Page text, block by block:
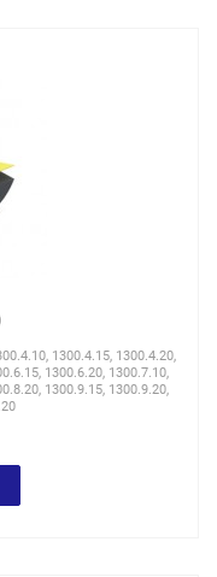
1300.4.15, 1300.4.20,
1300.6.20, 1300.7.10,
1300.9.15, 1300.9.20,